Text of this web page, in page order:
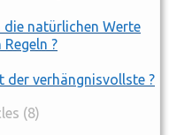
die natürlichen Werte
?
der verhängnisvollste ?
(8)